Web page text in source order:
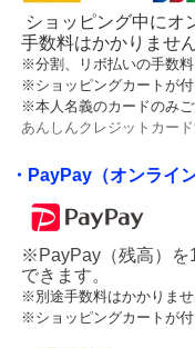
ショッピング中にオ
手数料はかかりません
※分割、リボ払いの手数料
※ショッピングカートが付
※本人名義のカードのみご
あんしんクレジットカー
・PayPay（オンライ
※PayPay（残高）を
できます。
※別途手数料はかかりませ
※ショッピングカートが付